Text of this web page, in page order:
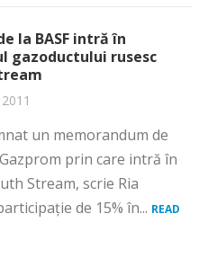
la BASF intră în
gazoductului rusesc
un memorandum de
prin care intră în
Stream, scrie Ria
de 15% în... READ